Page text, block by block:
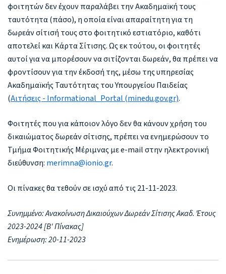
φοιτητών δεν έχουν παραλάβει την Ακαδημαϊκή τους
ταυτότητα (πάσο), η οποία είναι απαραίτητη για τη
δωρεάν σίτισή τους στο φοιτητικό εστιατόριο, καθότι
αποτελεί και Κάρτα Σίτισης. Ως εκ τούτου, οι φοιτητές
αυτοί για να μπορέσουν να σιτίζονται δωρεάν, θα πρέπει να
φροντίσουν για την έκδοσή της, μέσω της υπηρεσίας
Ακαδημαϊκής Ταυτότητας του Υπουργείου Παιδείας
(Αιτήσεις - Informational_Portal (minedu.gov.gr).
Φοιτητές που για κάποιον λόγο δεν θα κάνουν χρήση του
δικαιώματος δωρεάν σίτισης, πρέπει να ενημερώσουν το
Τμήμα Φοιτητικής Μέριμνας με e-mail στην ηλεκτρονική
διεύθυνση: merimna@ionio.gr.
Οι πίνακες θα τεθούν σε ισχύ από τις 21-11-2023.
Συνημμένο: Ανακοίνωση Δικαιούχων Δωρεάν Σίτισης Ακαδ. Έτους
2023-2024 [Β' Πίνακας]
Ενημέρωση: 20-11-2023